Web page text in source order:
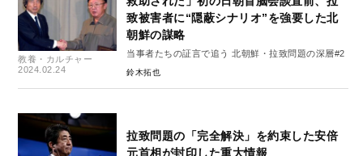
教養・カルチャー
2024.02.24
致被害者に“隠蔽シナリオ”を強要した北
朝鮮の謀略
当事者たちの証言で追う 北朝鮮・拉致問題の深層#2
鈴木拓也
拉致問題の「完全解決」を約束した安倍
元首相が封印した重大情報